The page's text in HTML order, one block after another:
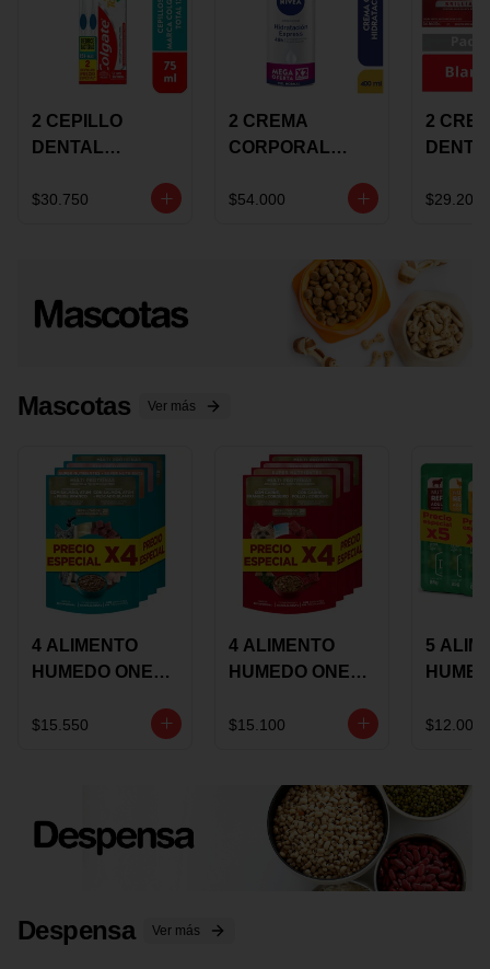
2 CEPILLO
DENTAL
+CREMA
$30.750
2 CREMA
CORPORAL
EXPRESS
OFERTA
$54.000
2
$29.200
Mascotas Ver más
4 ALIMENTO
HUMEDO ONE
85 GRS
$15.550
4 ALIMENTO
HUMEDO ONE
85 GRS
$15.100
5
$12.000
Despensa Ver más